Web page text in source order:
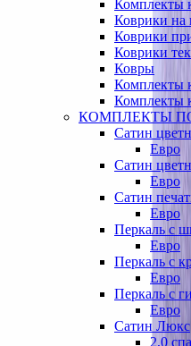
Комплекты
Коврики на
Коврики
Коврики
Ковры
Комплекты
Комплекты
КОМПЛЕКТЫ
Сатин
Евро
Сатин
Евро
Сатин
Евро
Перкаль с
Евро
Перкаль с
Евро
Перкаль с
Евро
Сатин Люкс
2,0